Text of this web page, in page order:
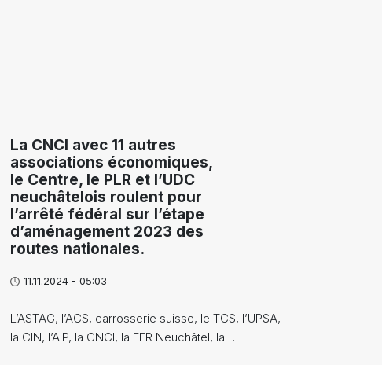
La CNCI avec 11 autres
associations économiques,
le Centre, le PLR et l’UDC
neuchâtelois roulent pour
l’arrêté fédéral sur l’étape
d’aménagement 2023 des
routes nationales.
11.11.2024 - 05:03
L’ASTAG, l’ACS, carrosserie suisse, le TCS, l’UPSA,
la CIN, l’AIP, la CNCI, la FER Neuchâtel, la…